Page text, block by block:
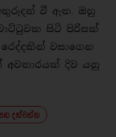
අතුරුදන් වී ඇත. ඔහු
සිටි පිරිසක්
වසාගෙන
දිව යනු
දක්වන්න